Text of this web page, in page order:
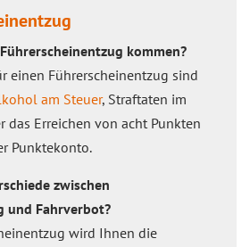
kommen?
einen Führerscheinentzug sind
am Steuer, Straftaten im
das Erreichen von acht Punkten
Punktekonto.
zwischen
und Fahrverbot?
wird Ihnen die